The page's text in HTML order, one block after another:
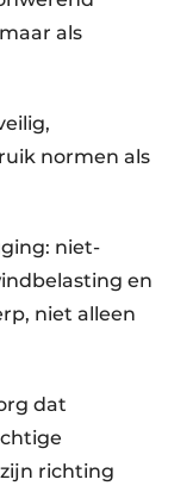
als
normen als
niet-
en
niet alleen
dat
richting